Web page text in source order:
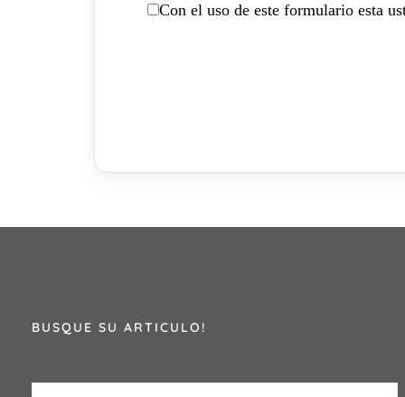
Con el uso de este formulario esta
BUSQUE SU ARTICULO!